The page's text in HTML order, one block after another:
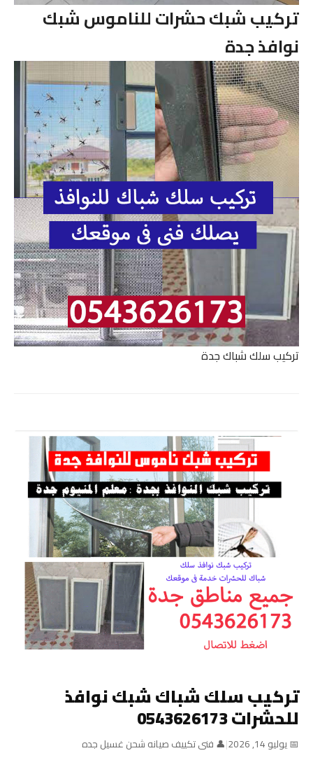
تركيب شبك حشرات للناموس شبك
نوافذ جدة
تركيب سلك شباك جدة
تركيب سلك شباك شبك نوافذ
للحشرات 0543626173
📅 يوليو 14, 2026 |👤 فنى تكييف صيانه شحن غسيل جده